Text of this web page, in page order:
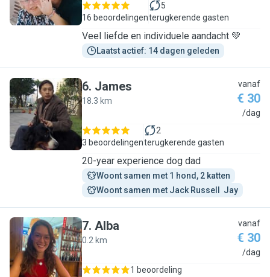
16 beoordelingen
5
terugkerende gasten
Veel liefde en individuele aandacht 💚
Laatst actief: 14 dagen geleden
J
6. James
18.3 km
vanaf
€ 30
/dag
3 beoordelingen
2
terugkerende gasten
20-year experience dog dad
Woont samen met 1 hond, 2 katten
Woont samen met Jack Russell  Jay
A
7. Alba
0.2 km
vanaf
€ 30
/dag
1 beoordeling